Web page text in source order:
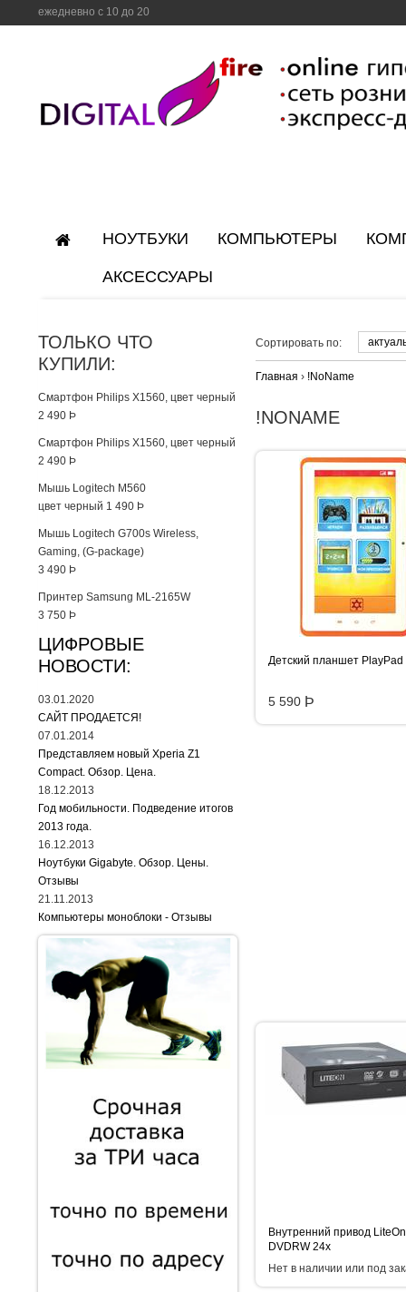
ежедневно с 10 до 20
НОУТБУКИ КОМПЬЮТЕРЫ
АКСЕССУАРЫ
Сортировать по:
Главная › !NoName
!NONAME
Детский планшет PlayPad
5 590 Þ
Внутренний привод LiteOn
DVDRW 24x
Нет в наличии или под
ТОЛЬКО ЧТО
КУПИЛИ:
Смартфон Philips X1560, цвет черный
2 490 Þ
Смартфон Philips X1560, цвет черный
2 490 Þ
Мышь Logitech M560
цвет черный 1 490 Þ
Мышь Logitech G700s Wireless,
Gaming, (G-package)
3 490 Þ
Принтер Samsung ML-2165W
3 750 Þ
ЦИФРОВЫЕ
НОВОСТИ:
03.01.2020
САЙТ ПРОДАЕТСЯ!
07.01.2014
Представляем новый Xperia Z1
Compact. Обзор. Цена.
18.12.2013
Год мобильности. Подведение итогов
2013 года.
16.12.2013
Ноутбуки Gigabyte. Обзор. Цены.
Отзывы
21.11.2013
Компьютеры моноблоки - Отзывы